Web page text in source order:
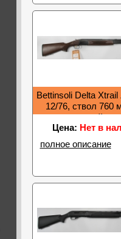
Bettinsoli Delta Xtrail
12/76, ствол 760
кейс
Цена: Нет в
полное описание